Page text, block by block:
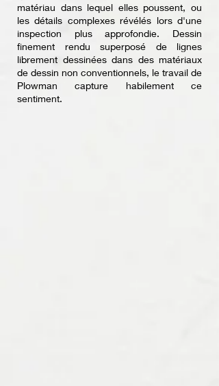
matériau dans lequel elles poussent, ou
les détails complexes révélés lors d'une
inspection plus approfondie. Dessin
finement rendu superposé de lignes
librement dessinées dans des matériaux
de dessin non conventionnels, le travail de
Plowman capture habilement ce
sentiment.